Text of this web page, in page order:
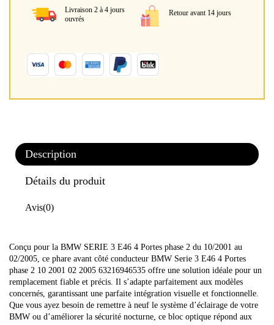
Livraison 2 à 4 jours
ouvrés
Retour avant 14 jours
Description
Détails du produit
Avis(0)
Conçu pour la BMW SERIE 3 E46 4 Portes phase 2 du 10/2001 au
02/2005, ce phare avant côté conducteur BMW Serie 3 E46 4 Portes
phase 2 10 2001 02 2005 63216946535 offre une solution idéale pour un
remplacement fiable et précis. Il s’adapte parfaitement aux modèles
concernés, garantissant une parfaite intégration visuelle et fonctionnelle.
Que vous ayez besoin de remettre à neuf le système d’éclairage de votre
BMW ou d’améliorer la sécurité nocturne, ce bloc optique répond aux